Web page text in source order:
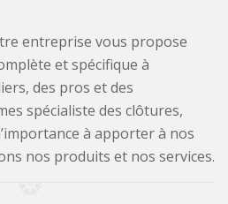
entreprise vous propose
et spécifique à
des pros et des
spécialiste des clôtures,
à apporter à nos
nos produits et nos services.